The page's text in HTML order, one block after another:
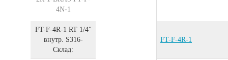
FT-F-4R-1 RT 1/4"
внутр. S316-
Склад:
FT-F-4R-1